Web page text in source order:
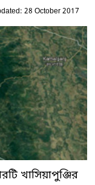
28 October 2017
খাসিয়াপুঞ্জির